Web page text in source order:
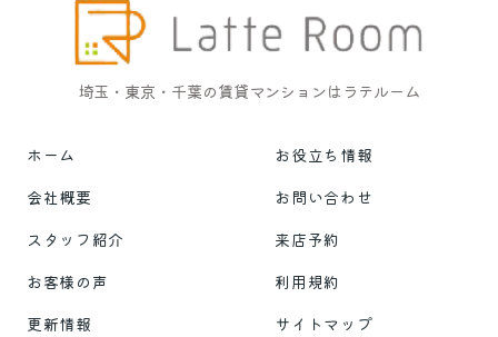
埼玉・東京・千葉の賃貸マンションはラテルーム
ホーム
お役立ち情報
会社概要
お問い合わせ
スタッフ紹介
来店予約
お客様の声
利用規約
更新情報
サイトマップ